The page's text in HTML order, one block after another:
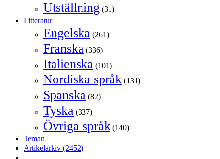
Utställning (31)
Litteratur
Engelska (261)
Franska (336)
Italienska (101)
Nordiska språk (131)
Spanska (82)
Tyska (337)
Övriga språk (140)
Teman
Artikelarkiv (2452)